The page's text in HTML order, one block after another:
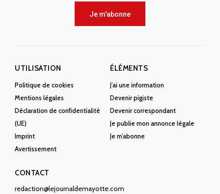
Je m'abonne
UTILISATION
Politique de cookies
Mentions légales
Déclaration de confidentialité
(UE)
Imprint
Avertissement
ÉLÉMENTS
J’ai une information
Devenir pigiste
Devenir correspondant
Je publie mon annonce légale
Je m’abonne
CONTACT
redaction@lejournaldemayotte.com